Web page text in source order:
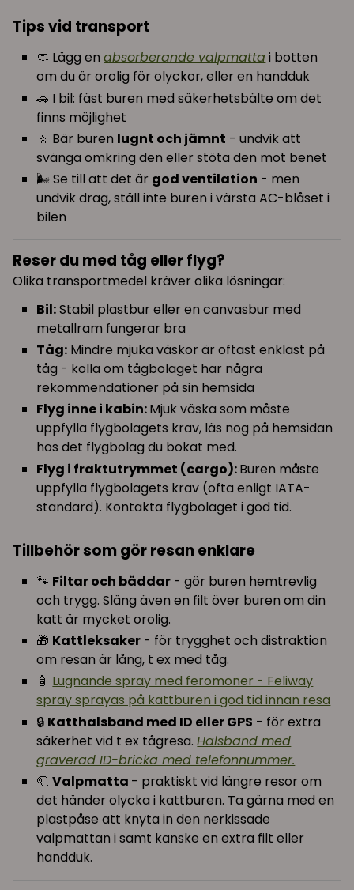
Tips vid transport
🧼 Lägg enabsorberande valpmattai botten
om du är orolig för olyckor, eller en handduk
🚗 I bil: fäst buren med säkerhetsbälte om det
finns möjlighet
🚶 Bär buren lugnt och jämnt - undvik att
svänga omkring den eller stöta den mot benet
🌬 Se till att det är god ventilation - men
undvik drag, ställ inte buren i värsta AC-blåset i
bilen
Reser du med tåg eller flyg?
Olika transportmedel kräver olika lösningar:
Bil:Stabil plastbur eller en canvasbur med
metallram fungerar bra
Tåg: Mindre mjuka väskor är oftast enklast på
tåg - kolla om tågbolaget har några
rekommendationer på sin hemsida
Flyg inne i kabin:Mjuk väska som måste
uppfylla flygbolagets krav, läs nog på hemsidan
hos det flygbolag du bokat med.
Flyg i fraktutrymmet (cargo):Buren måste
uppfylla flygbolagets krav (ofta enligt IATA-
standard). Kontakta flygbolaget i god tid.
Tillbehör som gör resan enklare
🐾 Filtar och bäddar - gör buren hemtrevlig
och trygg. Släng även en filt över buren om din
katt är mycket orolig.
🎁 Kattleksaker - för trygghet och distraktion
om resan är lång, t ex med tåg.
🧴 Lugnande spray med feromoner - Feliway
spray sprayas på kattburen i god tid innan resa
🔒 Katthalsband med ID eller GPS - för extra
säkerhet vid t ex tågresa.Halsband med
graverad ID-bricka med telefonnummer.
🧻Valpmatta - praktiskt vid längre resor om
det händer olycka i kattburen. Ta gärna med en
plastpåse att knyta in den nerkissade
valpmattan i samt kanske en extra filt eller
handduk.